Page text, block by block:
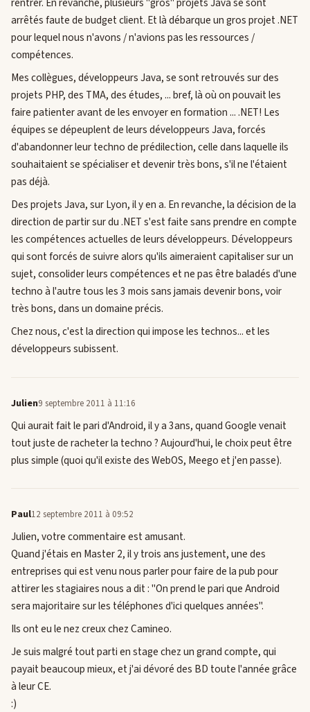
rentrer. En revanche, plusieurs "gros" projets Java se sont
arrêtés faute de budget client. Et là débarque un gros projet .NET
pour lequel nous n'avons / n'avions pas les ressources /
compétences.
Mes collègues, développeurs Java, se sont retrouvés sur des
projets PHP, des TMA, des études, ... bref, là où on pouvait les
faire patienter avant de les envoyer en formation ... .NET! Les
équipes se dépeuplent de leurs développeurs Java, forcés
d'abandonner leur techno de prédilection, celle dans laquelle ils
souhaitaient se spécialiser et devenir très bons, s'il ne l'étaient
pas déjà.
Des projets Java, sur Lyon, il y en a. En revanche, la décision de la
direction de partir sur du .NET s'est faite sans prendre en compte
les compétences actuelles de leurs développeurs. Développeurs
qui sont forcés de suivre alors qu'ils aimeraient capitaliser sur un
sujet, consolider leurs compétences et ne pas être baladés d'une
techno à l'autre tous les 3 mois sans jamais devenir bons, voir
très bons, dans un domaine précis.
Chez nous, c'est la direction qui impose les technos... et les
développeurs subissent.
Julien9 septembre 2011 à 11:16
Qui aurait fait le pari d'Android, il y a 3ans, quand Google venait
tout juste de racheter la techno ? Aujourd'hui, le choix peut être
plus simple (quoi qu'il existe des WebOS, Meego et j'en passe).
Paul12 septembre 2011 à 09:52
Julien, votre commentaire est amusant.
Quand j'étais en Master 2, il y trois ans justement, une des
entreprises qui est venu nous parler pour faire de la pub pour
attirer les stagiaires nous a dit : "On prend le pari que Android
sera majoritaire sur les téléphones d'ici quelques années".
Ils ont eu le nez creux chez Camineo.
Je suis malgré tout parti en stage chez un grand compte, qui
payait beaucoup mieux, et j'ai dévoré des BD toute l'année grâce
à leur CE.
:)